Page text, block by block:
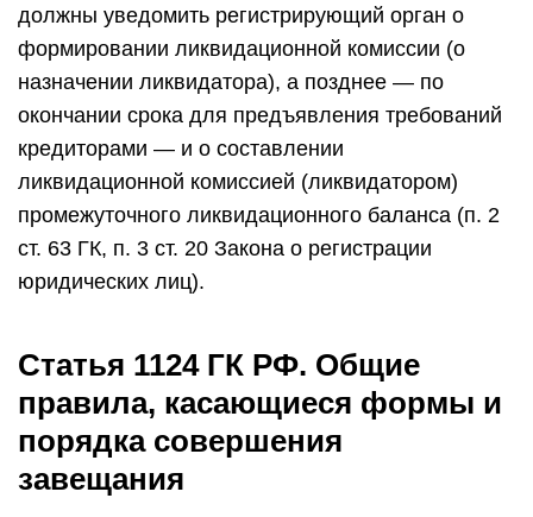
должны уведомить регистрирующий орган о
формировании ликвидационной комиссии (о
назначении ликвидатора), а позднее — по
окончании срока для предъявления требований
кредиторами — и о составлении
ликвидационной комиссией (ликвидатором)
промежуточного ликвидационного баланса (п. 2
ст. 63 ГК, п. 3 ст. 20 Закона о регистрации
юридических лиц).
Статья 1124 ГК РФ. Общие
правила, касающиеся формы и
порядка совершения
завещания